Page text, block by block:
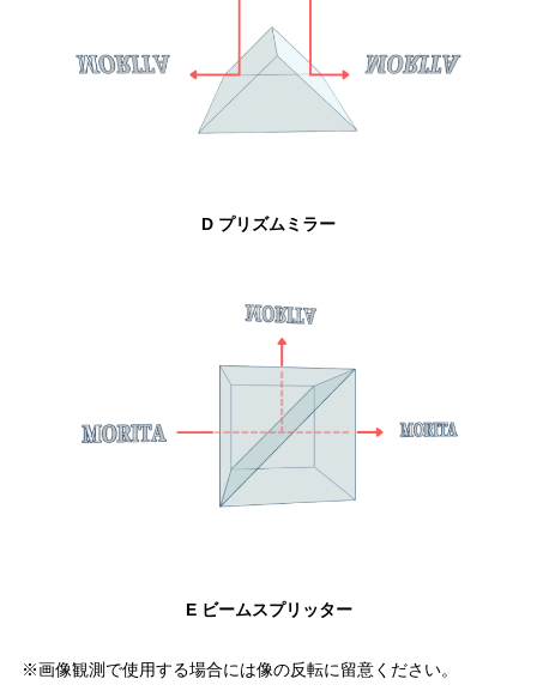
D プリズムミラー
E ビームスプリッター
※画像観測で使用する場合には像の反転に留意ください。